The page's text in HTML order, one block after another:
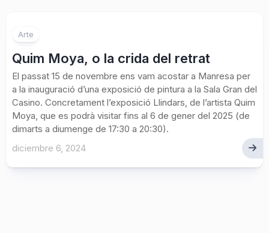
Arte
Quim Moya, o la crida del retrat
El passat 15 de novembre ens vam acostar a Manresa per
a la inauguració d’una exposició de pintura a la Sala Gran del
Casino. Concretament l’exposició Llindars, de l’artista Quim
Moya, que es podrà visitar fins al 6 de gener del 2025 (de
dimarts a diumenge de 17:30 a 20:30).
diciembre 6, 2024